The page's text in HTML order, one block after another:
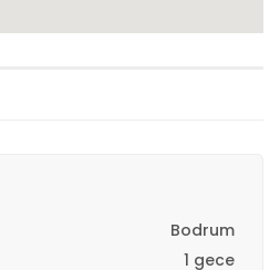
Bodrum
1 gece